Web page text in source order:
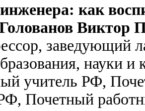
как
Виктор
заведующий
науки
учитель РФ,
Почетный